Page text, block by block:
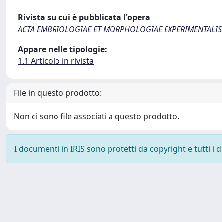
Rivista su cui è pubblicata l'opera
ACTA EMBRIOLOGIAE ET MORPHOLOGIAE EXPERIMENTALIS
Appare nelle tipologie:
1.1 Articolo in rivista
File in questo prodotto:
Non ci sono file associati a questo prodotto.
I documenti in IRIS sono protetti da copyright e tutti i